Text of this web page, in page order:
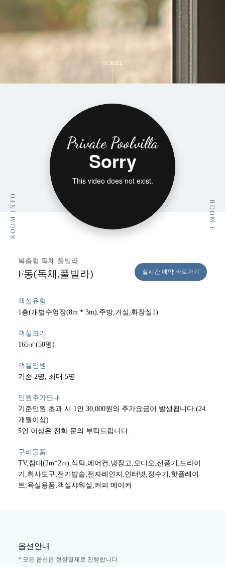
SCROLL
ROOM INFO ROOM F
Private Poolvilla
복층형 독채 풀빌라
F동(독채,풀빌라) 실시간 예약 바로가기
객실유형
1층(개별수영장(8m * 3m),주방,거실,화장실1)
객실크기
165㎡(50평)
객실인원
기준 2명, 최대 5명
인원추가안내
기준인원 초과 시 1인 30,000원의 추가요금이 발생됩니다.(24
개월이상)
5인 이상은 전화 문의 부탁드립니다.
구비물품
TV,침대(2m*2m),식탁,에어컨,냉장고,오디오,선풍기,드라이
기,취사도구,전기밥솥,전자레인지,인터넷,정수기,핫플레이
트,욕실용품,객실샤워실,커피 메이커
옵션안내
* 모든 옵션은 현장결제로 진행합니다.